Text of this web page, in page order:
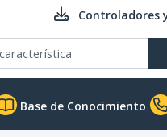
Controladores
Base de Conocimiento